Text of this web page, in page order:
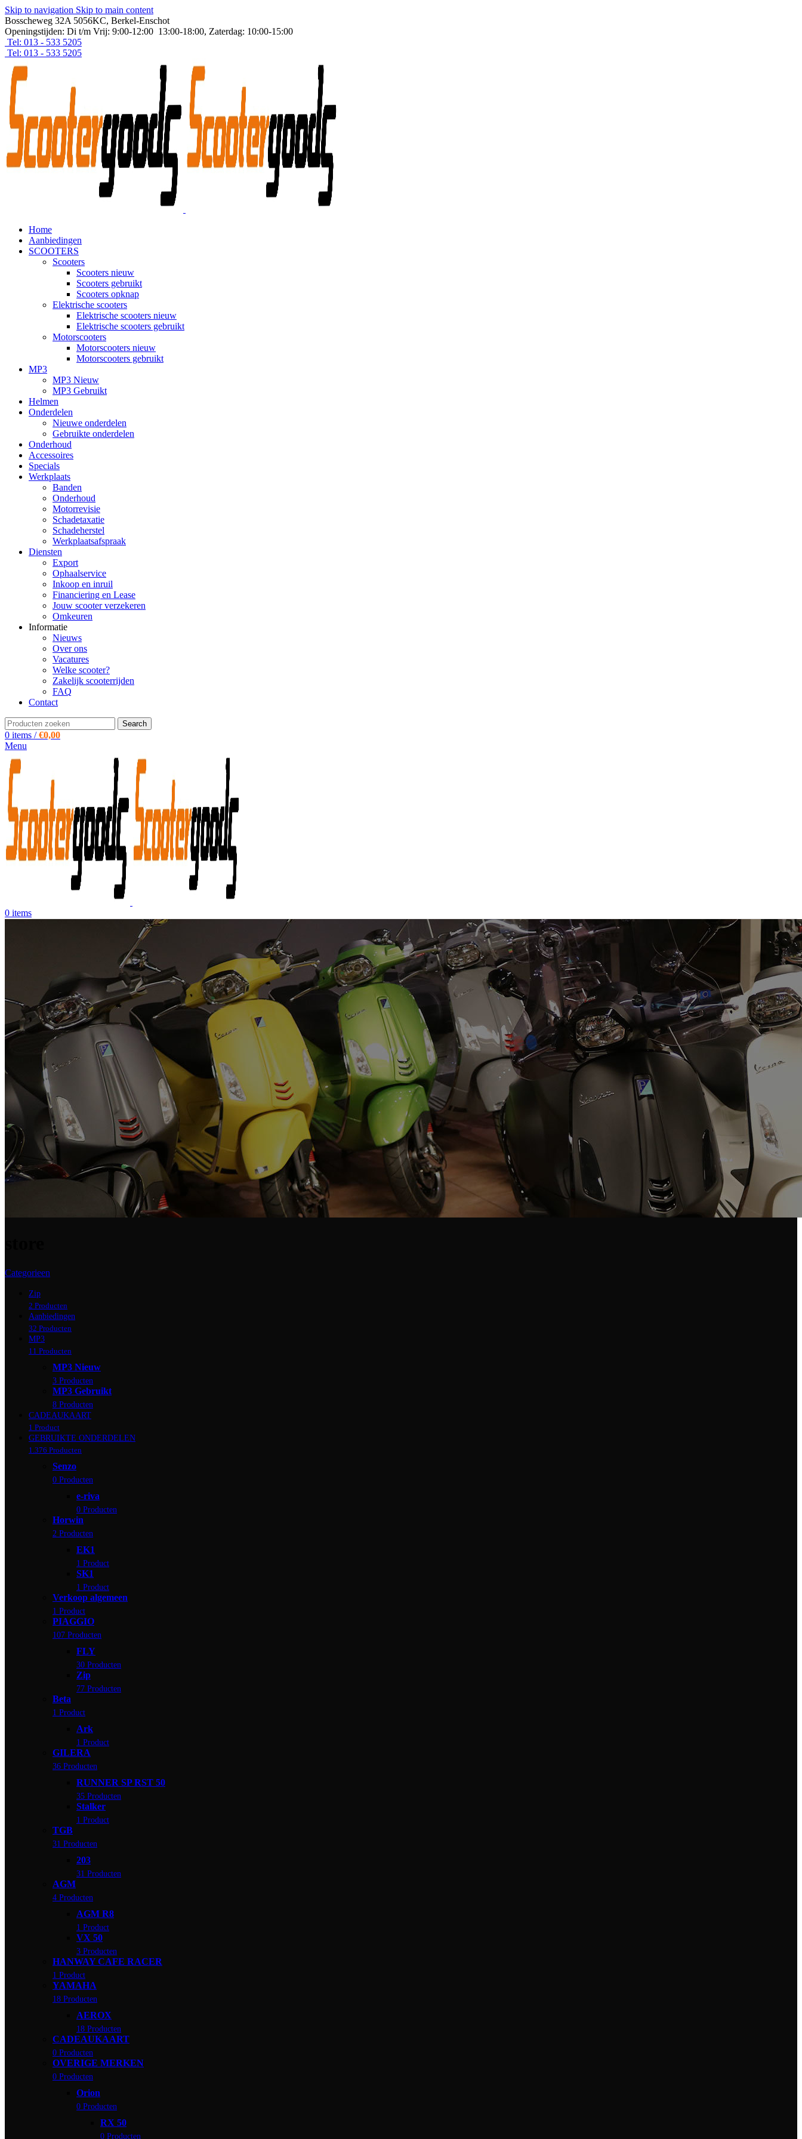
Skip to navigation Skip to main content
Bosscheweg 32A 5056KC, Berkel-Enschot
Openingstijden: Di t/m Vrij: 9:00-12:00 13:00-18:00, Zaterdag: 10:00-15:00
Tel: 013 - 533 5205
Tel: 013 - 533 5205
Home
Aanbiedingen
SCOOTERS
Scooters
Scooters nieuw
Scooters gebruikt
Scooters opknap
Elektrische scooters
Elektrische scooters nieuw
Elektrische scooters gebruikt
Motorscooters
Motorscooters nieuw
Motorscooters gebruikt
MP3
MP3 Nieuw
MP3 Gebruikt
Helmen
Onderdelen
Nieuwe onderdelen
Gebruikte onderdelen
Onderhoud
Accessoires
Specials
Werkplaats
Banden
Onderhoud
Motorrevisie
Schadetaxatie
Schadeherstel
Werkplaatsafspraak
Diensten
Export
Ophaalservice
Inkoop en inruil
Financiering en Lease
Jouw scooter verzekeren
Omkeuren
Informatie
Nieuws
Over ons
Vacatures
Welke scooter?
Zakelijk scooterrijden
FAQ
Contact
Search
0 items / €0,00
Menu
0 items
Categorieen
Zip
2 Producten
Aanbiedingen
32 Producten
MP3
11 Producten
MP3 Nieuw
3 Producten
MP3 Gebruikt
8 Producten
CADEAUKAART
1 Product
GEBRUIKTE ONDERDELEN
1.376 Producten
Senzo
0 Producten
e-riva
0 Producten
Horwin
2 Producten
EK1
1 Product
SK1
1 Product
Verkoop algemeen
1 Product
PIAGGIO
107 Producten
FLY
30 Producten
Zip
77 Producten
Beta
1 Product
Ark
1 Product
GILERA
36 Producten
RUNNER SP RST 50
35 Producten
Stalker
1 Product
TGB
31 Producten
203
31 Producten
AGM
4 Producten
AGM R8
1 Product
VX 50
3 Producten
HANWAY CAFE RACER
1 Product
YAMAHA
18 Producten
AEROX
18 Producten
CADEAUKAART
0 Producten
OVERIGE MERKEN
0 Producten
Orion
0 Producten
RX 50
0 Producten